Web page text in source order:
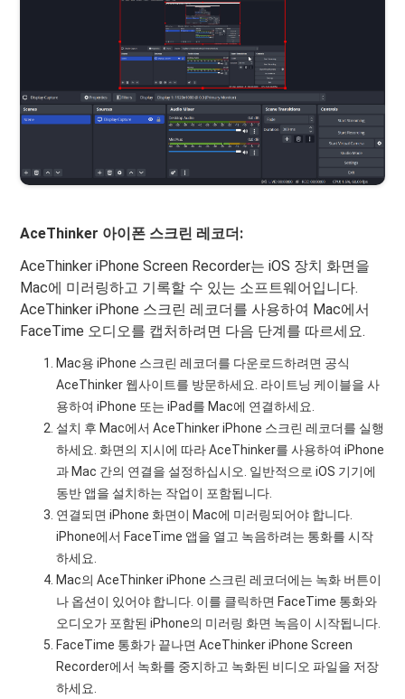
AceThinker 아이폰 스크린 레코더:
AceThinker iPhone Screen Recorder는 iOS 장치 화면을
Mac에 미러링하고 기록할 수 있는 소프트웨어입니다.
AceThinker iPhone 스크린 레코더를 사용하여 Mac에서
FaceTime 오디오를 캡처하려면 다음 단계를 따르세요.
Mac용 iPhone 스크린 레코더를 다운로드하려면 공식
AceThinker 웹사이트를 방문하세요. 라이트닝 케이블을 사
용하여 iPhone 또는 iPad를 Mac에 연결하세요.
설치 후 Mac에서 AceThinker iPhone 스크린 레코더를 실행
하세요. 화면의 지시에 따라 AceThinker를 사용하여 iPhone
과 Mac 간의 연결을 설정하십시오. 일반적으로 iOS 기기에
동반 앱을 설치하는 작업이 포함됩니다.
연결되면 iPhone 화면이 Mac에 미러링되어야 합니다.
iPhone에서 FaceTime 앱을 열고 녹음하려는 통화를 시작
하세요.
Mac의 AceThinker iPhone 스크린 레코더에는 녹화 버튼이
나 옵션이 있어야 합니다. 이를 클릭하면 FaceTime 통화와
오디오가 포함된 iPhone의 미러링 화면 녹음이 시작됩니다.
FaceTime 통화가 끝나면 AceThinker iPhone Screen
Recorder에서 녹화를 중지하고 녹화된 비디오 파일을 저장
하세요.